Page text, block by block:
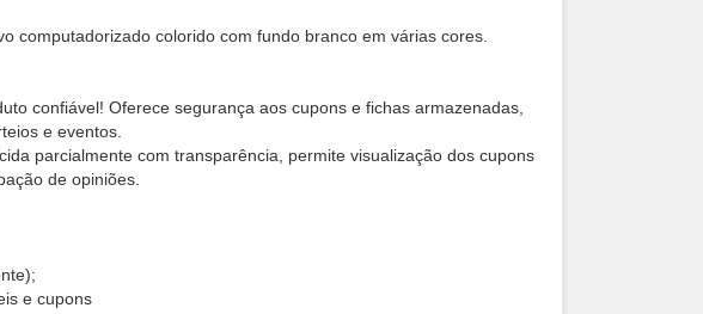
colorido com fundo branco em várias cores.
confiável! Oferece segurança aos cupons e fichas armazenadas,
e eventos.
parcialmente com transparência, permite visualização dos cupons
de opiniões.
e cupons